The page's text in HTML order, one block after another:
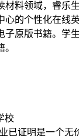
材料领域，睿乐
心的个性化在线
子原版书籍。学
业已证明是一个无